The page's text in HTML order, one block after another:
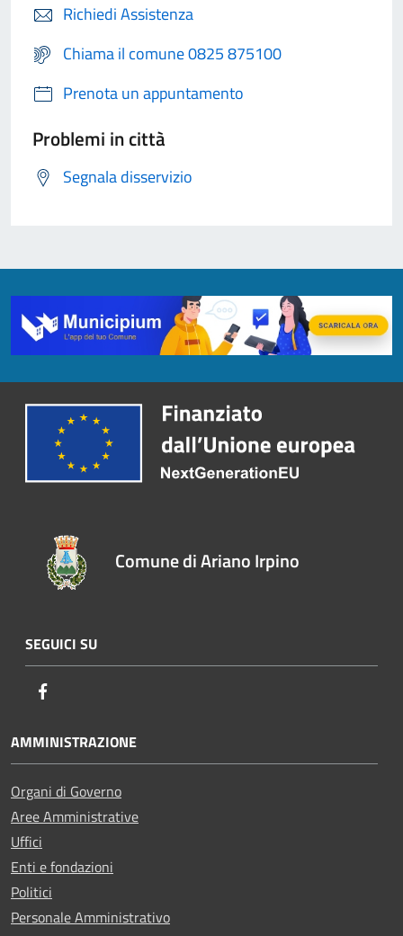
Richiedi Assistenza
Chiama il comune 0825 875100
Prenota un appuntamento
Problemi in città
Segnala disservizio
Comune di Ariano Irpino
SEGUICI SU
AMMINISTRAZIONE
Organi di Governo
Aree Amministrative
Uffici
Enti e fondazioni
Politici
Personale Amministrativo